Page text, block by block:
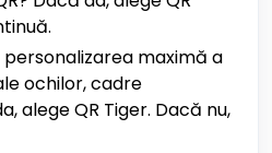
maximă a
ochilor, cadre
alege QR Tiger. Dacă nu,